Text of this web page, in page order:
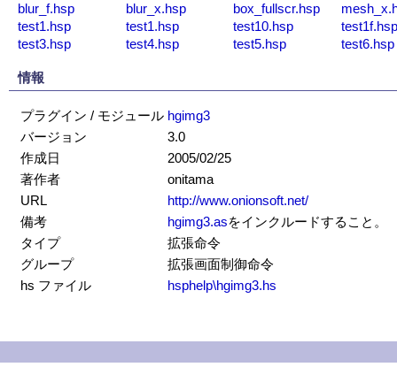
blur_f.hsp blur_x.hsp box_fullscr.hsp
test1.hsp
test1.hsp test10.hsp
test1f.hsp
test3.hsp
test4.hsp test5.hsp test6.hsp
情報
プラグイン / モジュール hgimg3
バージョン
3.0
作成日
2005/02/25
著作者
onitama
URL
http://www.onionsoft.net/
備考
hgimg3.asをインクルードすること。
タイプ
拡張命令
グループ
拡張画面制御命令
hs ファイル
hsphelp\hgimg3.hs